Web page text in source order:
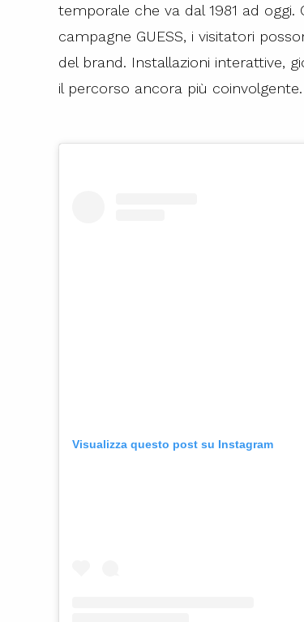
temporale che va dal 1981 ad
campagne GUESS, i visitatori
del brand. Installazioni interattive,
il percorso ancora più coinvolgente.
Visualizza questo post su Instagram